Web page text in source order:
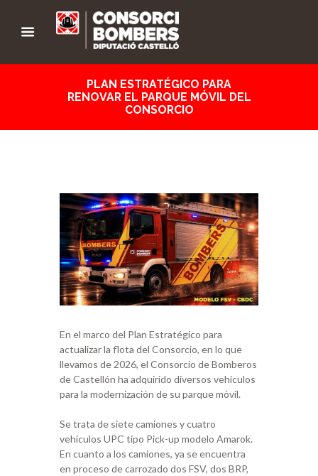
PLAN ESTRATÉGICO PARA
RENOVAR EL PARQUE MÓVIL DEL
CONSORCIO
En el marco del Plan Estratégico para
actualizar la flota del Consorcio, en lo que
llevamos de 2026, el Consorcio de Bomberos
de Castellón ha adquirido diversos vehículos
para la modernización de su parque móvil.
Se trata de siete camiones y cuatro
vehículos UPC tipo Pick-up modelo Amarok.
En cuanto a los camiones, ya se encuentra
en proceso de carrozado dos FSV, dos BRP,